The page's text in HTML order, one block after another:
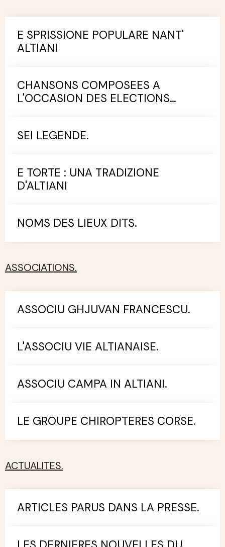
E SPRISSIONE POPULARE NANT'
ALTIANI
CHANSONS COMPOSEES A
L'OCCASION DES ELECTIONS
SEI LEGENDE.
E TORTE : UNA TRADIZIONE
D'ALTIANI
NOMS DES LIEUX DITS.
ASSOCIATIONS.
ASSOCIU GHJUVAN FRANCESCU.
L'ASSOCIU VIE ALTIANAISE.
ASSOCIU CAMPA IN ALTIANI.
LE GROUPE CHIROPTERES CORSE.
ACTUALITES.
ARTICLES PARUS DANS LA PRESSE.